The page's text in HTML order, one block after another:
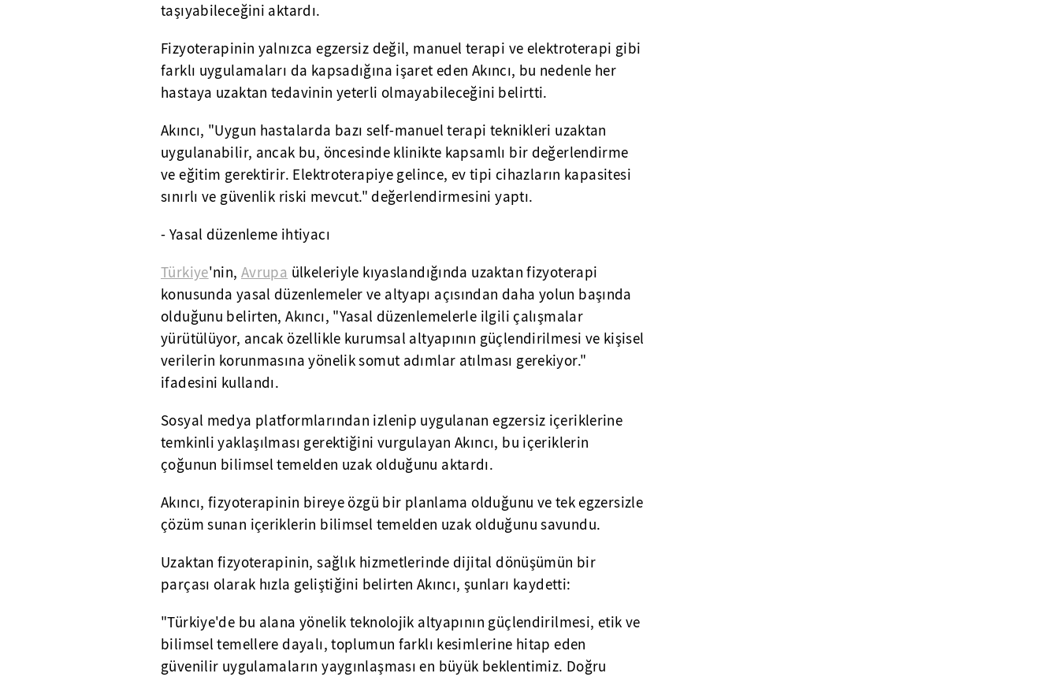
taşıyabileceğini aktardı.
Fizyoterapinin yalnızca egzersiz değil, manuel terapi ve elektroterapi gibi
farklı uygulamaları da kapsadığına işaret eden Akıncı, bu nedenle her
hastaya uzaktan tedavinin yeterli olmayabileceğini belirtti.
Akıncı, "Uygun hastalarda bazı self-manuel terapi teknikleri uzaktan
uygulanabilir, ancak bu, öncesinde klinikte kapsamlı bir değerlendirme
ve eğitim gerektirir. Elektroterapiye gelince, ev tipi cihazların kapasitesi
sınırlı ve güvenlik riski mevcut." değerlendirmesini yaptı.
- Yasal düzenleme ihtiyacı
Türkiye'nin, Avrupa ülkeleriyle kıyaslandığında uzaktan fizyoterapi
konusunda yasal düzenlemeler ve altyapı açısından daha yolun başında
olduğunu belirten, Akıncı, "Yasal düzenlemelerle ilgili çalışmalar
yürütülüyor, ancak özellikle kurumsal altyapının güçlendirilmesi ve kişisel
verilerin korunmasına yönelik somut adımlar atılması gerekiyor."
ifadesini kullandı.
Sosyal medya platformlarından izlenip uygulanan egzersiz içeriklerine
temkinli yaklaşılması gerektiğini vurgulayan Akıncı, bu içeriklerin
çoğunun bilimsel temelden uzak olduğunu aktardı.
Akıncı, fizyoterapinin bireye özgü bir planlama olduğunu ve tek egzersizle
çözüm sunan içeriklerin bilimsel temelden uzak olduğunu savundu.
Uzaktan fizyoterapinin, sağlık hizmetlerinde dijital dönüşümün bir
parçası olarak hızla geliştiğini belirten Akıncı, şunları kaydetti:
"Türkiye'de bu alana yönelik teknolojik altyapının güçlendirilmesi, etik ve
bilimsel temellere dayalı, toplumun farklı kesimlerine hitap eden
güvenilir uygulamaların yaygınlaşması en büyük beklentimiz. Doğru